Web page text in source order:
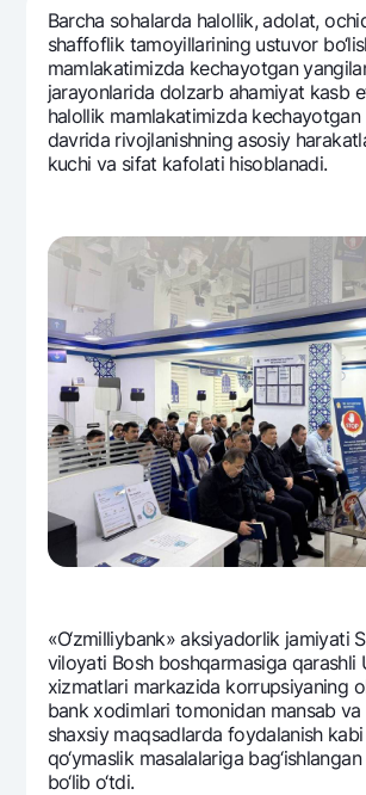
Yevro
Hamma uchun USD uchun
Talab qilib olinguncha USD
Oltin omonat
NBU’dan oltin quymalar
UzCard/HUMO
Visa
Visa FIFA
Mastercard
Ish haqi
Eskrou hisobvarag‘i
Tariflar
Aksiyalar
Ko'p beriladigan savollar
Sayt bo‘yicha qidiring
Qidirish
Foydali havolalar
Ko'p beriladigan savollar
Matbuot markazi
Ofis va bankomatlar
Bizni ijtimoiy tarmoqlarda kuzatib boring
Aloqa markazi
+998 78 148-00-101344
Barcha sohalarda halollik, adolat,
shaffoflik tamoyillarining ustuvor
mamlakatimizda kеchayotgan
jarayonlarida dolzarb ahamiyat kasb
halollik mamlakatimizda
davrida rivojlanishning asosiy
kuchi va sifat kafolati hisoblanadi.
«O‘zmilliybank» aksiyadorlik jamiyati
viloyati Bosh boshqarmasiga qarashli
xizmatlari markazida korrupsiyaning
bank xodimlari tomonidan mansab
shaxsiy maqsadlarda foydalanish kabi
qo‘ymaslik masalalariga
bo‘lib o‘tdi.